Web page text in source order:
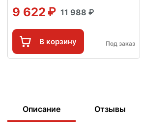
9 622 11 988
В корзину Под заказ
Описание Отзывы